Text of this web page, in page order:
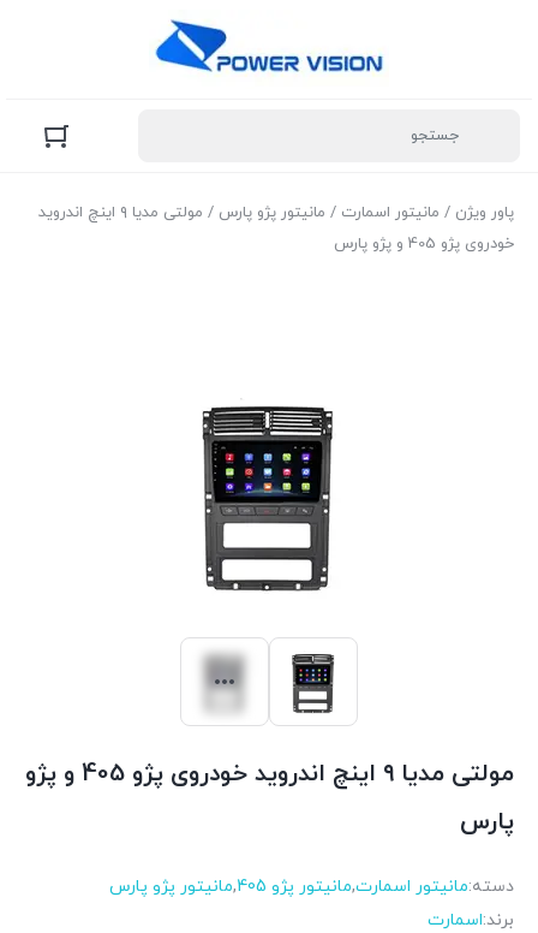
پاور ویژن / مانیتور اسمارت / مانیتور پژو پارس
/ مولتی مدیا ۹ اینچ اندروید
خودروی پژو 405 و پژو پارس
مولتی مدیا ۹ اینچ اندروید خودروی پژو 405 و پژو
پارس
دسته:مانیتور اسمارت,مانیتور پژو 405 ,مانیتور پژو پارس
برند:اسمارت